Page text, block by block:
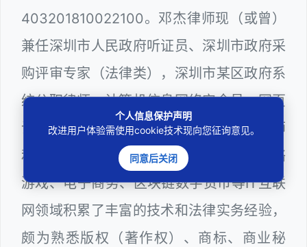
403201810022100。邓杰律师现（或曾）
兼任深圳市人民政府听证员、深圳市政府采
购评审专家（法律类），深圳市某区政府系
统公职律师、计算机信息网络安全员、网页
设计师、计算机程序员、服务器维护工程师
和网站站长多年，在软件程序源代码、网络
游戏、电子商务、区块链数字货币等IT互联
网领域积累了丰富的技术和法律实务经验，
颇为熟悉版权（著作权）、商标、商业秘
个人信息保护声明
改进用户体验需使用cookie技术现向您征询意见。
同意后关闭